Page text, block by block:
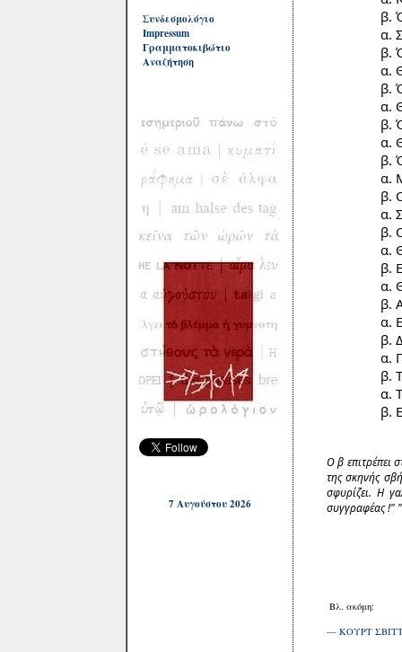
Συνδεσμολόγιο
Impressum
Γραμματοκιβώτιο
Αναζήτηση
7 Αυγούστου 2026
β.
α. Σας
β.
α. Θα
β.
α. Θα
β.
α. Θα
β.
α. Μη
β.
α. Σας
β.
α. Θα
β.
α. Θα
β. Αυτό
α.
β. Δεν
α.
β. Το
α. Τότε
β. Ε, αν
Ο β επιτρέπει
της σκηνής
σφυρίζει. Η
συγγραφέας !"
Βλ. ακόμη:
— ΚΟΥΡΤ